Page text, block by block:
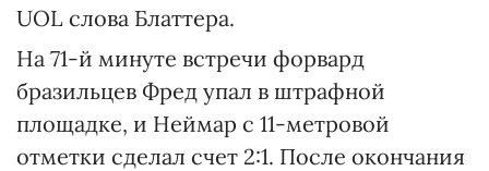
UOL слова Блаттера.
На 71-й минуте встречи форвард
бразильцев Фред упал в штрафной
площадке, и Неймар с 11-метровой
отметки сделал счет 2:1. После окончания